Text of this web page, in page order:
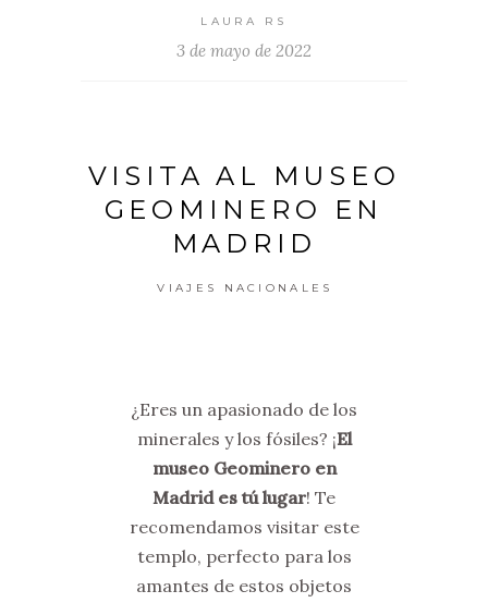
LAURA RS
3 de mayo de 2022
VISITA AL MUSEO
GEOMINERO EN
MADRID
VIAJES NACIONALES
¿Eres un apasionado de los
minerales y los fósiles? ¡El
museo Geominero en
Madrid es tú lugar! Te
recomendamos visitar este
templo, perfecto para los
amantes de estos objetos